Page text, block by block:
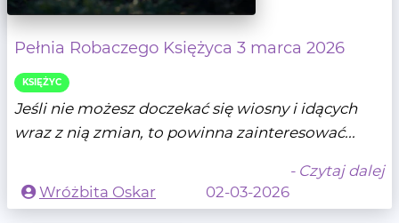
Pełnia Robaczego Księżyca 3 marca 2026
KSIĘŻYC
Jeśli nie możesz doczekać się wiosny i idących
wraz z nią zmian, to powinna zainteresować...
- Czytaj dalej
Wróżbita Oskar
02-03-2026